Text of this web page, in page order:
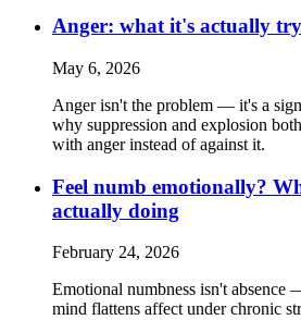
Anger: what it's actually
May 6, 2026
Anger isn't the problem — it's a
why suppression and explosion
with anger instead of against it.
Feel numb emotionally?
actually doing
February 24, 2026
Emotional numbness isn't
mind flattens affect under chronic